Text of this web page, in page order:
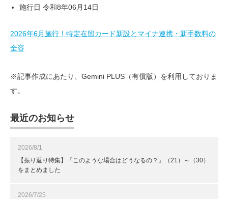
施行日 令和8年06月14日
2026年6月施行！特定在留カード新設とマイナ連携・新手数料の
全容
※記事作成にあたり、Gemini PLUS（有償版）を利用しておりま
す。
最近のお知らせ
2026/8/1
【振り返り特集】『このような場合はどうなるの？』（21）～（30）
をまとめました
2026/7/25